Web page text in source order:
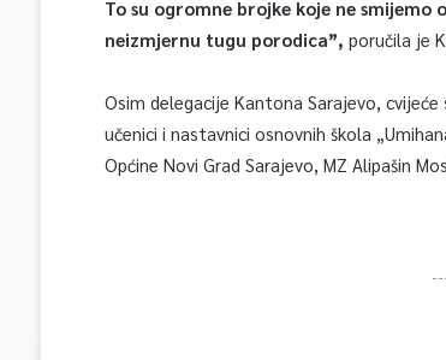
To su ogromne brojke koje ne
neizmjernu tugu porodica”, poručila je
Osim delegacije Kantona Sarajevo,
učenici i nastavnici osnovnih škola
Općine Novi Grad Sarajevo, MZ Alipašin